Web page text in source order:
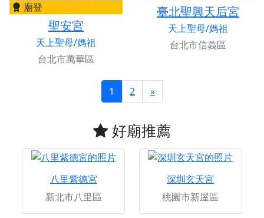
廟登
聖安宮
天上聖母/媽祖
台北市萬華區
臺北聖興天后宮
天上聖母/媽祖
台北市信義區
1 2 »
好廟推薦
八里紫德宮
新北市八里區
深圳玄天宮
桃園市新屋區